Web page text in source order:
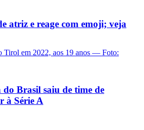
atriz e reage com emoji; veja
Brasil saiu de time de
à Série A